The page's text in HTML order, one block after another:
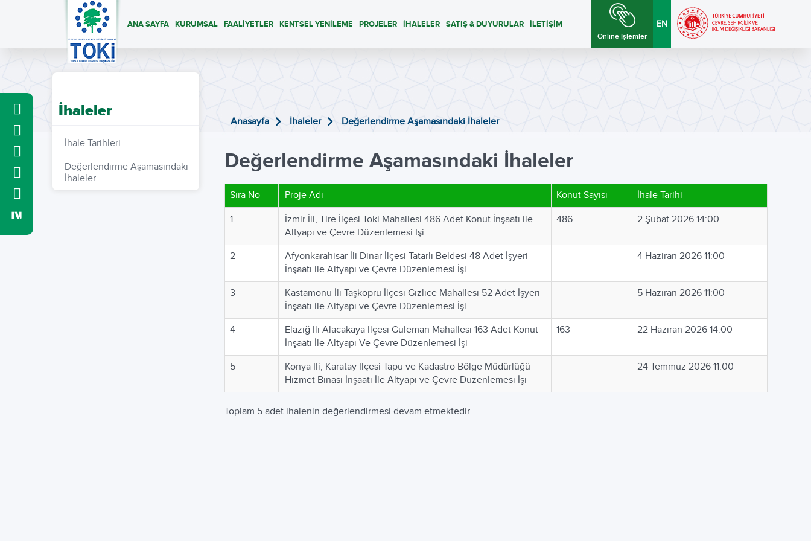
ANA SAYFA KURUMSAL FAALİYETLER KENTSEL YENİLEME PROJELER İHALELER SATIŞ & DUYURULAR İLETİŞİM
Online İşlemler
EN
İhaleler
İhale Tarihleri
Değerlendirme Aşamasındaki
İhaleler
Anasayfa İhaleler Değerlendirme Aşamasındaki İhaleler
Değerlendirme Aşamasındaki İhaleler
Sıra No Proje Adı Konut Sayısı İhale Tarihi
1
İzmir İli, Tire İlçesi Toki Mahallesi 486 Adet Konut İnşaatı ile
Altyapı ve Çevre Düzenlemesi İşi
486 2 Şubat 2026 14:00
2
Afyonkarahisar İli Dinar İlçesi Tatarlı Beldesi 48 Adet İşyeri
İnşaatı ile Altyapı ve Çevre Düzenlemesi İşi
4 Haziran 2026 11:00
3
Kastamonu İli Taşköprü İlçesi Gizlice Mahallesi 52 Adet İşyeri
İnşaatı ile Altyapı ve Çevre Düzenlemesi İşi
5 Haziran 2026 11:00
4
Elazığ İli Alacakaya İlçesi Güleman Mahallesi 163 Adet Konut
İnşaatı İle Altyapı Ve Çevre Düzenlemesi İşi
163 22 Haziran 2026 14:00
5
Konya İli, Karatay İlçesi Tapu ve Kadastro Bölge Müdürlüğü
Hizmet Binası İnşaatı İle Altyapı ve Çevre Düzenlemesi İşi
24 Temmuz 2026 11:00
Toplam 5 adet ihalenin değerlendirmesi devam etmektedir.